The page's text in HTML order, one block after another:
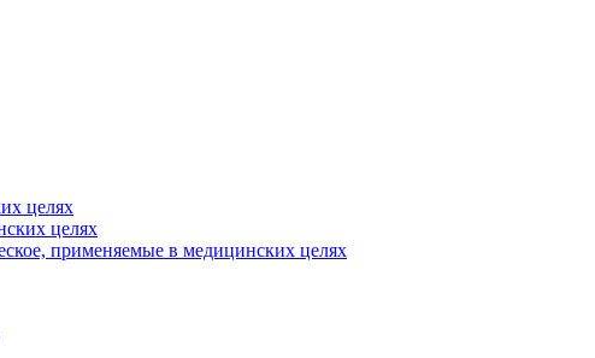
целях
целях
применяемые в медицинских целях